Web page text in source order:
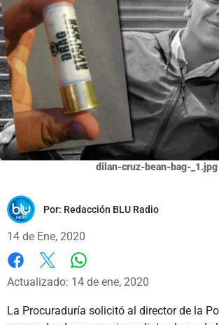
dilan-cruz-bean-bag-_1.jpg
Por: Redacción BLU Radio
14 de Ene, 2020
Facebook
X
Actualizado: 14 de ene, 2020
La Procuraduría solicitó al director de la